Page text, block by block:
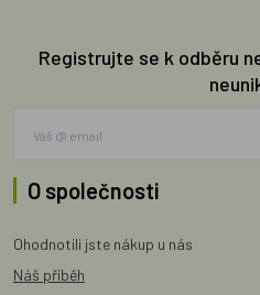
Registrujte se k odběru
O společnosti
Ohodnotili jste nákup u nás
Náš příběh